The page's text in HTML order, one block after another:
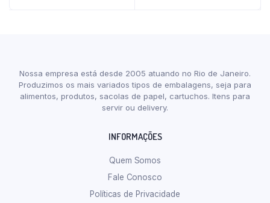
Nossa empresa está desde 2005 atuando no Rio de Janeiro.
Produzimos os mais variados tipos de embalagens, seja para
alimentos, produtos, sacolas de papel, cartuchos. Itens para
servir ou delivery.
INFORMAÇÕES
Quem Somos
Fale Conosco
Políticas de Privacidade